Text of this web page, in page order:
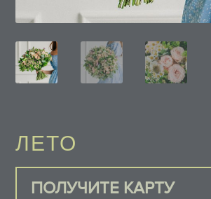
ЛЕТО
ПОЛУЧИТЕ КАРТУ